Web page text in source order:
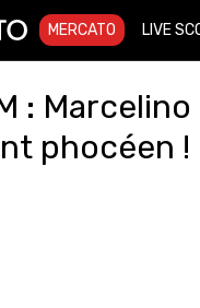
MERCATO LIVE
:
phocéen !